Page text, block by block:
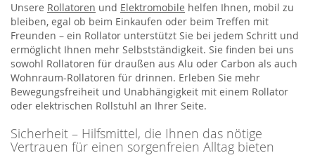
Unsere Rollatoren und Elektromobile helfen Ihnen, mobil zu
bleiben, egal ob beim Einkaufen oder beim Treffen mit
Freunden – ein Rollator unterstützt Sie bei jedem Schritt und
ermöglicht Ihnen mehr Selbstständigkeit. Sie finden bei uns
sowohl Rollatoren für draußen aus Alu oder Carbon als auch
Wohnraum-Rollatoren für drinnen. Erleben Sie mehr
Bewegungsfreiheit und Unabhängigkeit mit einem Rollator
oder elektrischen Rollstuhl an Ihrer Seite.
Sicherheit – Hilfsmittel, die Ihnen das nötige
Vertrauen für einen sorgenfreien Alltag bieten